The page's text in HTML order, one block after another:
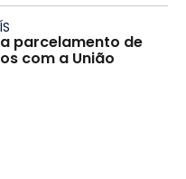
parcelamento de
com a União